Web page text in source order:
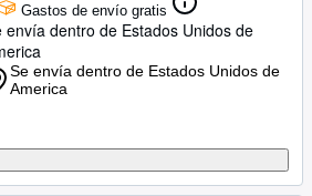
Gastos de envío gratis
envía dentro de Estados Unidos de
Se envía dentro de Estados Unidos de
America